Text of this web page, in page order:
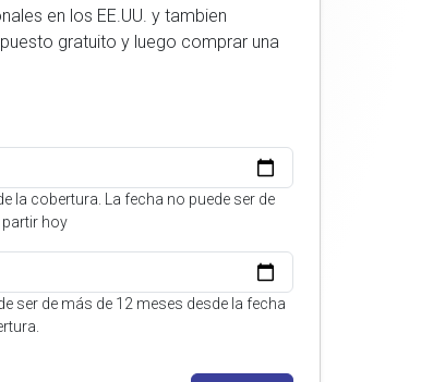
la cobertura. La fecha no puede ser de
hoy
ser de más de 12 meses desde la fecha